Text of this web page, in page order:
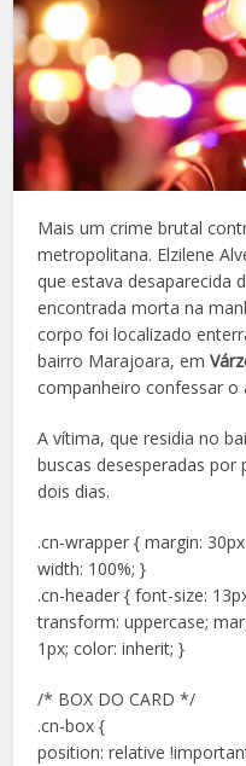
Mais um crime brutal
metropolitana. Elzilene
que estava desaparecida
encontrada morta na
corpo foi localizado
bairro Marajoara, em
companheiro confessar o
A vítima, que residia no
buscas desesperadas
dois dias.
.cn-wrapper { margin:
width: 100%; }
.cn-header { font-size:
transform: uppercase;
1px; color: inherit; }
/* BOX DO CARD */
.cn-box {
position: relative